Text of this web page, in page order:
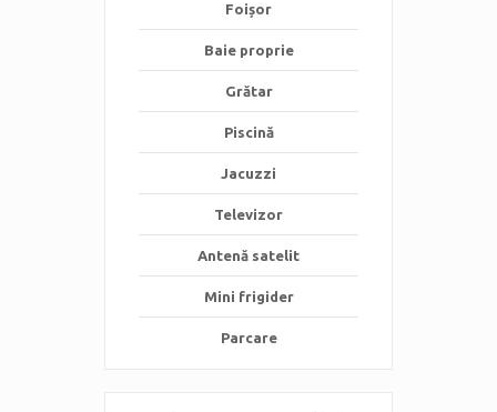
Foișor
Baie proprie
Grătar
Piscină
Jacuzzi
Televizor
Antenă satelit
Mini frigider
Parcare